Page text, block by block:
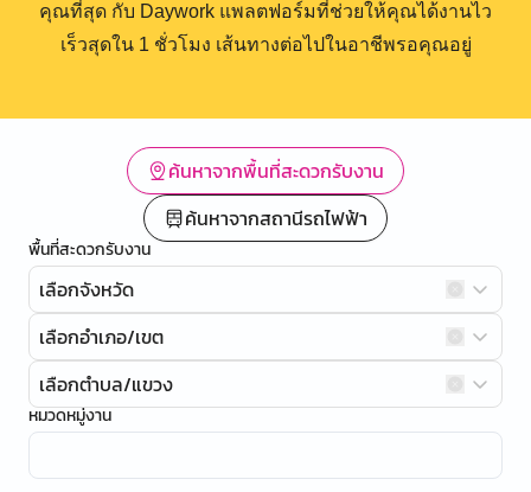
คุณที่สุด กับ Daywork แพลตฟอร์มที่ช่วยให้คุณได้งานไว
เร็วสุดใน 1 ชั่วโมง เส้นทางต่อไปในอาชีพรอคุณอยู่
ค้นหาจากพื้นที่สะดวกรับงาน
ค้นหาจากสถานีรถไฟฟ้า
พื้นที่สะดวกรับงาน
เลือกจังหวัด
เลือกอำเภอ/เขต
เลือกตำบล/แขวง
หมวดหมู่งาน